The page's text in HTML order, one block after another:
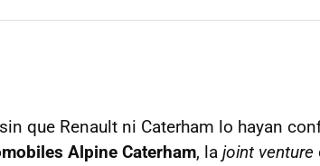
que Renault ni Caterham lo hayan
Alpine Caterham, la joint venture